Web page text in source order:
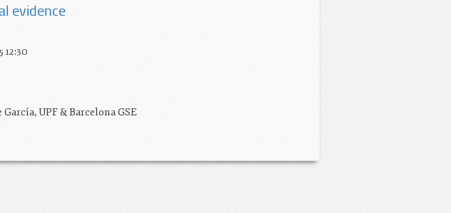
evidence
12:30
García, UPF & Barcelona GSE